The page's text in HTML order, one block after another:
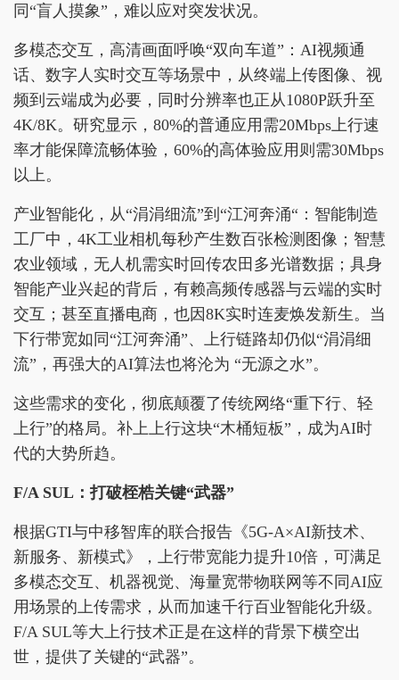
同“盲人摸象”，难以应对突发状况。
多模态交互，高清画面呼唤“双向车道”：AI视频通
话、数字人实时交互等场景中，从终端上传图像、视
频到云端成为必要，同时分辨率也正从1080P跃升至
4K/8K。研究显示，80%的普通应用需20Mbps上行速
率才能保障流畅体验，60%的高体验应用则需30Mbps
以上。
产业智能化，从“涓涓细流”到“江河奔涌“：智能制造
工厂中，4K工业相机每秒产生数百张检测图像；智慧
农业领域，无人机需实时回传农田多光谱数据；具身
智能产业兴起的背后，有赖高频传感器与云端的实时
交互；甚至直播电商，也因8K实时连麦焕发新生。当
下行带宽如同“江河奔涌”、上行链路却仍似“涓涓细
流”，再强大的AI算法也将沦为 “无源之水”。
这些需求的变化，彻底颠覆了传统网络“重下行、轻
上行”的格局。补上上行这块“木桶短板”，成为AI时
代的大势所趋。
F/A SUL：打破桎梏关键“武器”
根据GTI与中移智库的联合报告《5G-A×AI新技术、
新服务、新模式》，上行带宽能力提升10倍，可满足
多模态交互、机器视觉、海量宽带物联网等不同AI应
用场景的上传需求，从而加速千行百业智能化升级。
F/A SUL等大上行技术正是在这样的背景下横空出
世，提供了关键的“武器”。